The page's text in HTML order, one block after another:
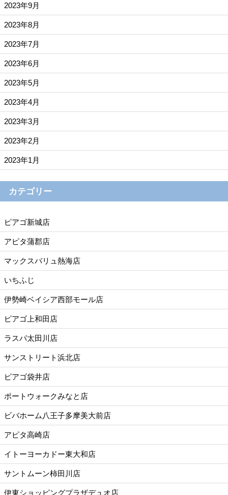
2023年9月
2023年8月
2023年7月
2023年6月
2023年5月
2023年4月
2023年3月
2023年2月
2023年1月
カテゴリー
ピアゴ新城店
アピタ蒲郡店
マックスバリュ熱海店
いちふじ
伊勢崎ベイシア西部モール店
ピアゴ上和田店
ラスパ太田川店
サンストリート浜北店
ピアゴ袋井店
ポートウォークみなと店
ビバホーム八王子多摩美大前店
アピタ高崎店
イトーヨーカドー東大和店
サントムーン柿田川店
伊東ショッピングプラザデュオ店